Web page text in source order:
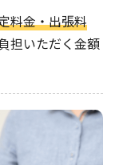
料金・出張料
担いただく金額